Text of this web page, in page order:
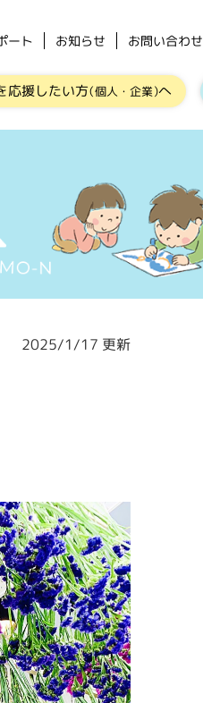
ート お知らせ お問い合わせ
応援したい方（個人・企業）へ
2025/1/17 更新